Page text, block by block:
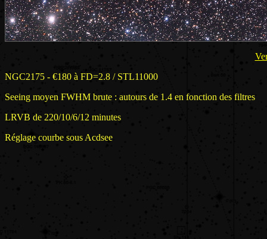
NGC2175 - €180 à FD=2.8 / STL11000
Seeing moyen FWHM brute : autours de 1.4 en fonction des filtres
LRVB de 220/10/6/12 minutes
Réglage courbe sous Acdsee